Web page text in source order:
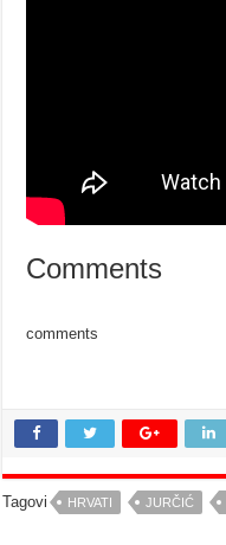
Comments
comments
Tagovi HRVATI JURČIĆ